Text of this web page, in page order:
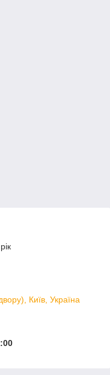
Київ, Україна